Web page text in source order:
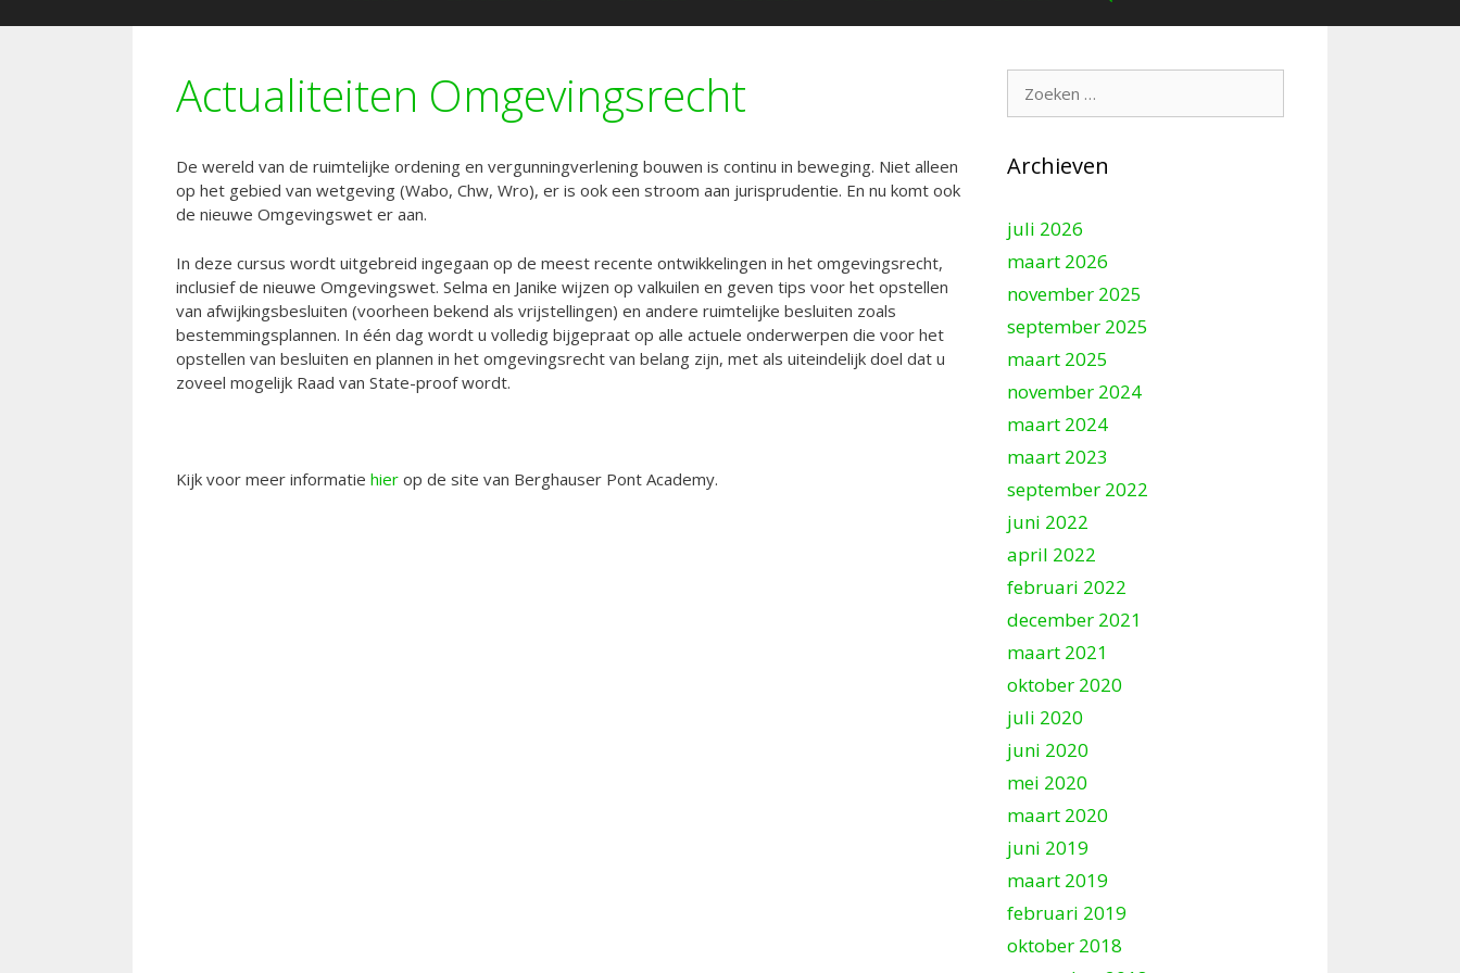
Actualiteiten Omgevingsrecht
De wereld van de ruimtelijke ordening en vergunningverlening bouwen is continu in beweging. Niet alleen
op het gebied van wetgeving (Wabo, Chw, Wro), er is ook een stroom aan jurisprudentie. En nu komt ook
de nieuwe Omgevingswet er aan.
In deze cursus wordt uitgebreid ingegaan op de meest recente ontwikkelingen in het omgevingsrecht,
inclusief de nieuwe Omgevingswet. Selma en Janike wijzen op valkuilen en geven tips voor het opstellen
van afwijkingsbesluiten (voorheen bekend als vrijstellingen) en andere ruimtelijke besluiten zoals
bestemmingsplannen. In één dag wordt u volledig bijgepraat op alle actuele onderwerpen die voor het
opstellen van besluiten en plannen in het omgevingsrecht van belang zijn, met als uiteindelijk doel dat u
zoveel mogelijk Raad van State-proof wordt.
Kijk voor meer informatie hier op de site van Berghauser Pont Academy.
Archieven
juli 2026
maart 2026
november 2025
september 2025
maart 2025
november 2024
maart 2024
maart 2023
september 2022
juni 2022
april 2022
februari 2022
december 2021
maart 2021
oktober 2020
juli 2020
juni 2020
mei 2020
maart 2020
juni 2019
maart 2019
februari 2019
oktober 2018